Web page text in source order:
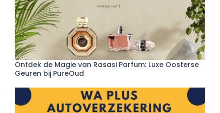
Ontdek de Magie van Rasasi Parfum: Luxe Oosterse
Geuren bij PureOud